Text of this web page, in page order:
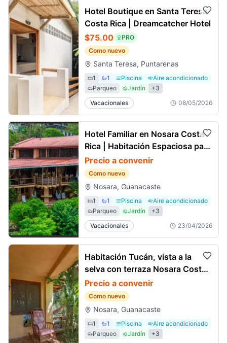
Hotel Boutique en Santa Teresa
Costa Rica | Dreamcatcher Hotel
$75.00
PRO
Como nuevo
Santa Teresa, Puntarenas
1 1 Piscina
Aire acondicionado
Parqueo
Jardín +3
Vacacionales
08/05/2026
Hotel Familiar en Nosara Costa
Rica | Habitación Espaciosa para
4 Huéspedes
Precio a convenir
Como nuevo
Nosara, Guanacaste
1 1 Piscina
Aire acondicionado
Parqueo
Jardín +3
Vacacionales
23/04/2026
Habitación Tucán, vista a la
selva con terraza Nosara Costa
Rica alojamiento
Precio a convenir
Como nuevo
Nosara, Guanacaste
1 1 Piscina
Aire acondicionado
Parqueo
Jardín +3